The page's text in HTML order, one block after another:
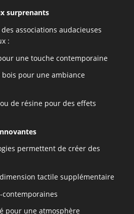
surprenants
associations audacieuses
:
une touche contemporaine
bois pour une ambiance
de résine pour des effets
permettent de créer des
tactile supplémentaire
pour une atmosphère